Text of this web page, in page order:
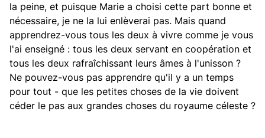
la peine, et puisque Marie a choisi cette part bonne et
nécessaire, je ne la lui enlèverai pas. Mais quand
apprendrez-vous tous les deux à vivre comme je vous
l'ai enseigné : tous les deux servant en coopération et
tous les deux rafraîchissant leurs âmes à l'unisson ?
Ne pouvez-vous pas apprendre qu'il y a un temps
pour tout - que les petites choses de la vie doivent
céder le pas aux grandes choses du royaume céleste ?